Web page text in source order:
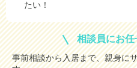
たい！
相談員にお
事前相談から入居まで、親身に